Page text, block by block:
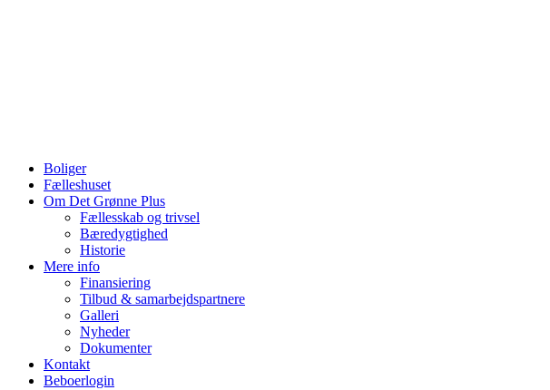
Boliger
Fælleshuset
Om Det Grønne Plus
Fællesskab og trivsel
Bæredygtighed
Historie
Mere info
Finansiering
Tilbud & samarbejdspartnere
Galleri
Nyheder
Dokumenter
Kontakt
Beboerlogin